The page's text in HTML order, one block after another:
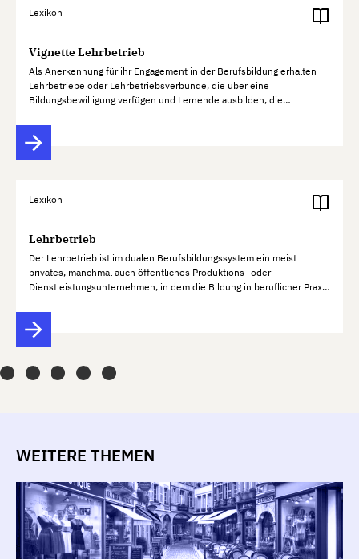
Lexikon
Vignette Lehrbetrieb
Als Anerkennung für ihr Engagement in der Berufsbildung erhalten
Lehrbetriebe oder Lehrbetriebsverbünde, die über eine
Bildungsbewilligung verfügen und Lernende ausbilden, die
die Vignette…
Lexikon
Lehrbetrieb
Der Lehrbetrieb ist im dualen Berufsbildungssystem ein meist
privates, manchmal auch öffentliches Produktions- oder
Dienstleistungsunternehmen, in dem die Bildung in beruflicher Praxis
der…
WEITERE THEMEN